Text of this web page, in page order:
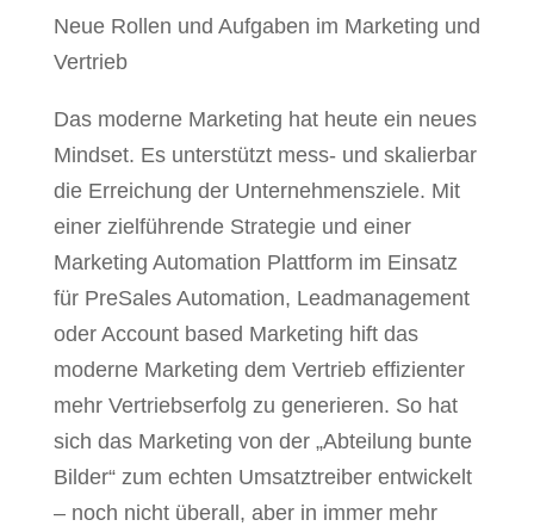
Neue Rollen und Aufgaben im Marketing und
Vertrieb
Das moderne Marketing hat heute ein neues
Mindset. Es unterstützt mess- und skalierbar
die Erreichung der Unternehmensziele. Mit
einer zielführende Strategie und einer
Marketing Automation Plattform im Einsatz
für PreSales Automation, Leadmanagement
oder Account based Marketing hift das
moderne Marketing dem Vertrieb effizienter
mehr Vertriebserfolg zu generieren. So hat
sich das Marketing von der „Abteilung bunte
Bilder“ zum echten Umsatztreiber entwickelt
– noch nicht überall, aber in immer mehr